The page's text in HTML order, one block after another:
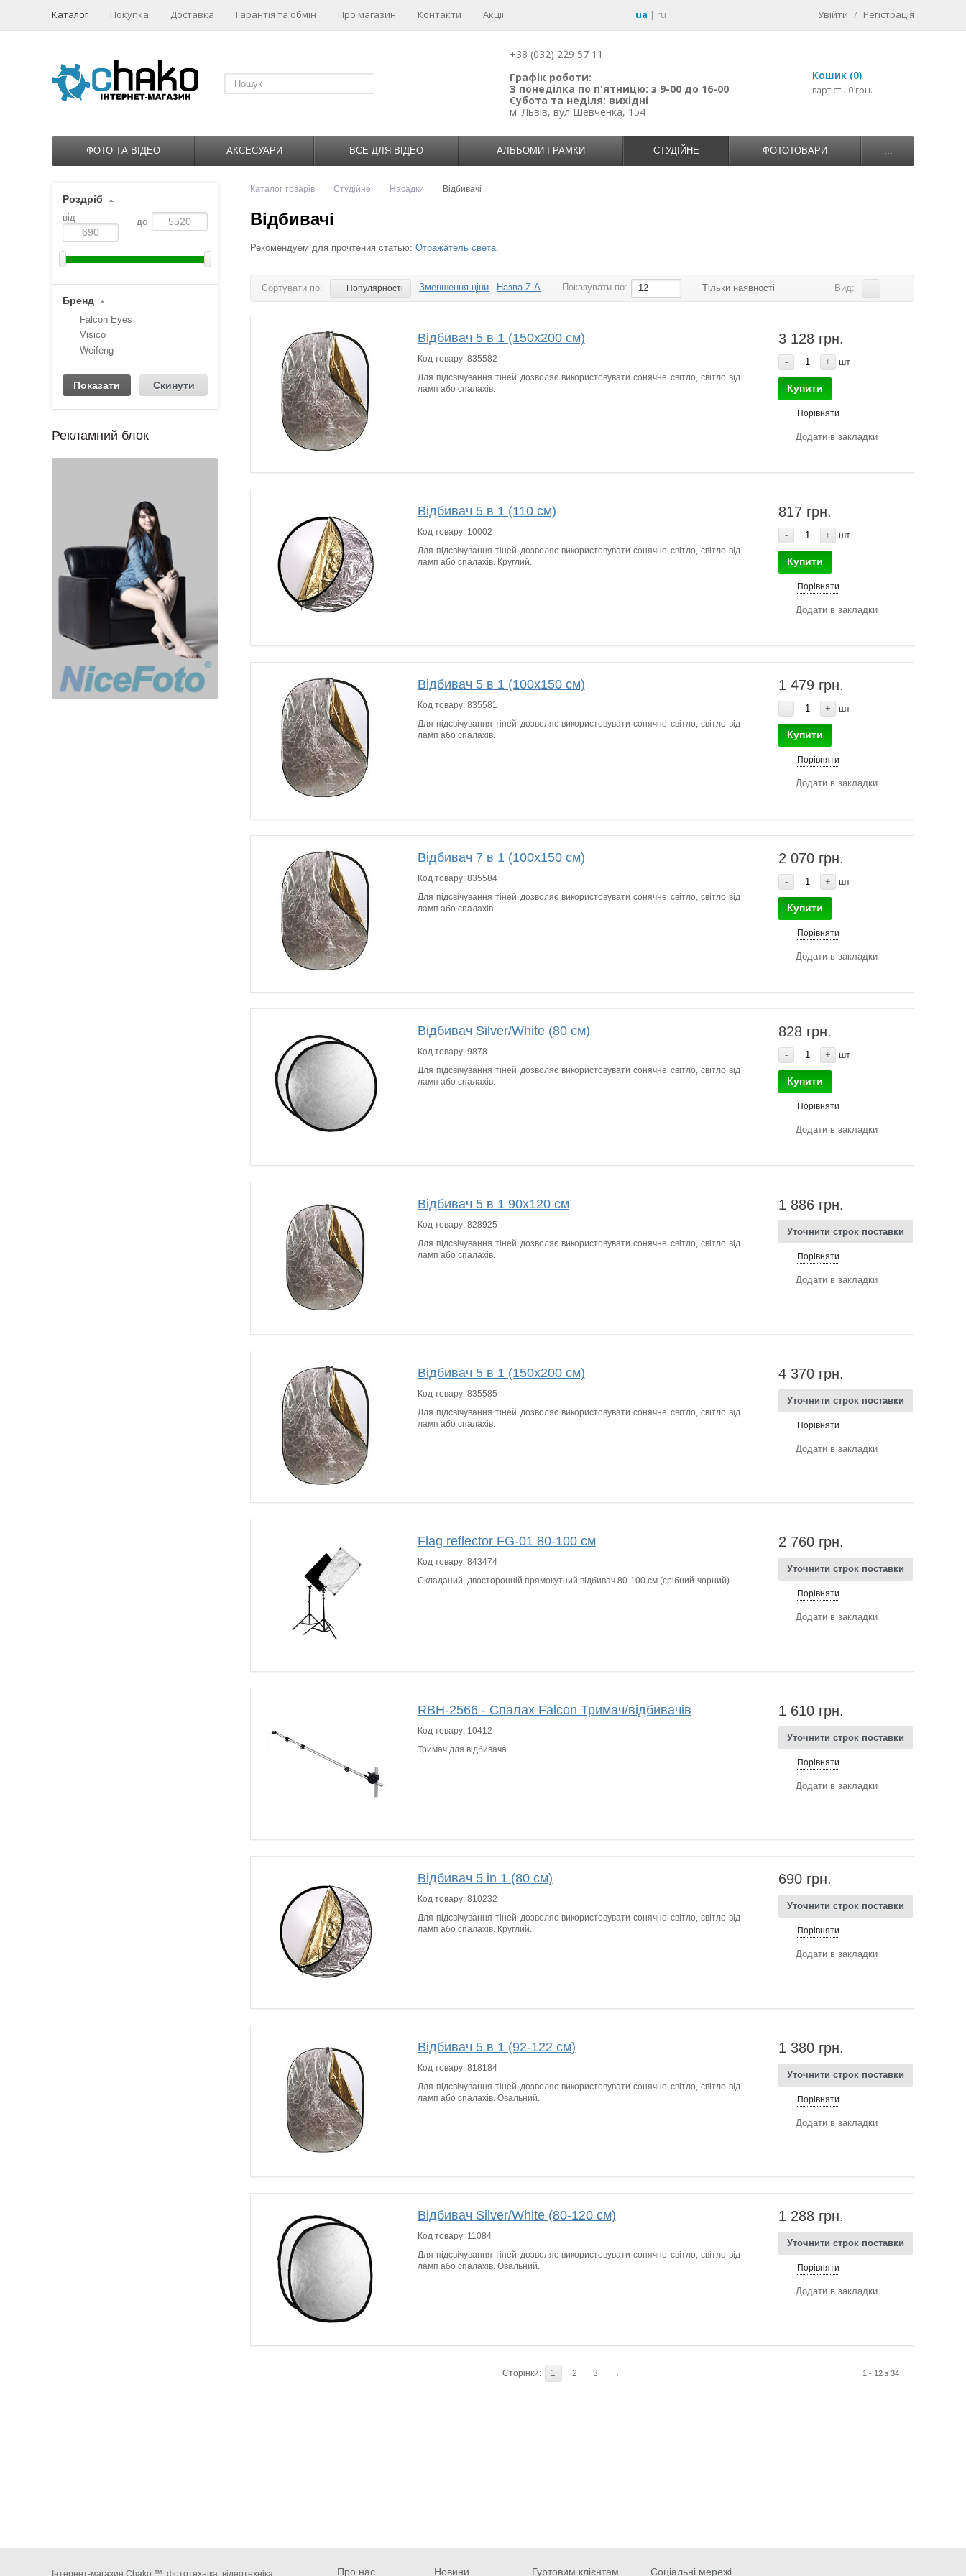
Каталог Покупка Доставка Гарантія та обмін Про магазин Контакти Акції ua | ru Увійти / Регістрація
+38 (032) 229 57 11
Графік роботи:
З понеділка по п'ятницю: з 9-00 до 16-00
Субота та неділя: вихідні
м. Львів, вул Шевченка, 154
Кошик (0)
вартість 0 грн.
ФОТО ТА ВІДЕО АКСЕСУАРИ ВСЕ ДЛЯ ВІДЕО АЛЬБОМИ І РАМКИ СТУДІЙНЕ ФОТОТОВАРИ ...
Роздріб
від до
Бренд
Falcon Eyes
Visico
Weifeng
1 2 3 4
Рекламний блок
Каталог товарів Студійне Насадки Відбивачі
Відбивачі
Рекомендуем для прочтения статью: Отражатель света.
Сортувати по: Популярності Зменшення ціни Назва Z-A Показувати по: 12 Тільки наявності Вид:
Відбивач 5 в 1 (150х200 см)
Код товару: 835582
Для підсвічування тіней дозволяє використовувати сонячне світло, світло від
ламп або спалахів.
3 128 грн.
- + шт
Купити
Порівняти
Додати в закладки
Відбивач 5 в 1 (110 см)
Код товару: 10002
Для підсвічування тіней дозволяє використовувати сонячне світло, світло від
ламп або спалахів. Круглий.
817 грн.
- + шт
Купити
Порівняти
Додати в закладки
Відбивач 5 в 1 (100х150 см)
Код товару: 835581
Для підсвічування тіней дозволяє використовувати сонячне світло, світло від
ламп або спалахів.
1 479 грн.
- + шт
Купити
Порівняти
Додати в закладки
Відбивач 7 в 1 (100х150 см)
Код товару: 835584
Для підсвічування тіней дозволяє використовувати сонячне світло, світло від
ламп або спалахів.
2 070 грн.
- + шт
Купити
Порівняти
Додати в закладки
Відбивач Silver/White (80 см)
Код товару: 9878
Для підсвічування тіней дозволяє використовувати сонячне світло, світло від
ламп або спалахів.
828 грн.
- + шт
Купити
Порівняти
Додати в закладки
Відбивач 5 в 1 90х120 см
Код товару: 828925
Для підсвічування тіней дозволяє використовувати сонячне світло, світло від
ламп або спалахів.
1 886 грн.
Уточнити строк поставки
Порівняти
Додати в закладки
Відбивач 5 в 1 (150х200 см)
Код товару: 835585
Для підсвічування тіней дозволяє використовувати сонячне світло, світло від
ламп або спалахів.
4 370 грн.
Уточнити строк поставки
Порівняти
Додати в закладки
Flag reflector FG-01 80-100 см
Код товару: 843474
Складаний, двосторонній прямокутний відбивач 80-100 см (срібний-чорний).
2 760 грн.
Уточнити строк поставки
Порівняти
Додати в закладки
RBH-2566 - Спалах Falcon Тримач/відбивачів
Код товару: 10412
Тримач для відбивача.
1 610 грн.
Уточнити строк поставки
Порівняти
Додати в закладки
Відбивач 5 in 1 (80 см)
Код товару: 810232
Для підсвічування тіней дозволяє використовувати сонячне світло, світло від
ламп або спалахів. Круглий.
690 грн.
Уточнити строк поставки
Порівняти
Додати в закладки
Відбивач 5 в 1 (92-122 см)
Код товару: 818184
Для підсвічування тіней дозволяє використовувати сонячне світло, світло від
ламп або спалахів. Овальний.
1 380 грн.
Уточнити строк поставки
Порівняти
Додати в закладки
Відбивач Silver/White (80-120 см)
Код товару: 11084
Для підсвічування тіней дозволяє використовувати сонячне світло, світло від
ламп або спалахів. Овальний.
1 288 грн.
Уточнити строк поставки
Порівняти
Додати в закладки
1 - 12 з 34
Сторінки: 1 2 3 →
Інтернет-магазин Chako ™: фототехніка, відеотехніка, Про нас Новини Гуртовим клієнтам Соціальні мережі